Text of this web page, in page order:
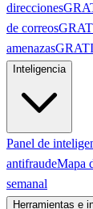
direcciones
de correos
amenazas
Inteligencia
Panel de
antifraudeMapa
semanal
Herramientas e